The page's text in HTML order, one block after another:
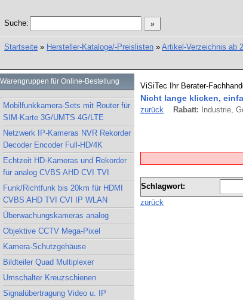
Suche:
Startseite » Hersteller-Kataloge/-Preislisten » Artikel-Verzeichnis ab
Warengruppen für Online-Bestellung
Mobilfunkkamera-Sets mit Router für
SIM-Karte 3G/UMTS 4G/LTE
Netzwerk IP-Kameras NVR Rekorder
Decoder Encoder Full-HD/4K
Echtzeit HD-Kameras und Rekorder
für analog CVBS AHD CVI TVI
Funk/Richtfunk bis 20km für HDMI
CVBS AHD TVI CVI IP WLAN
Überwachungskameras analog
Objektive CCTV Mega-Pixel
Kamera-Schutzgehäuse
Bildteiler Quad Multiplexer
Umschalter Kreuzschienen
Signalübertragung Video u. IP
ViSiTec Ihr Berater-
Nicht lange klicken,
zurück Rabatt: Industrie,
Schlagwort:
zurück